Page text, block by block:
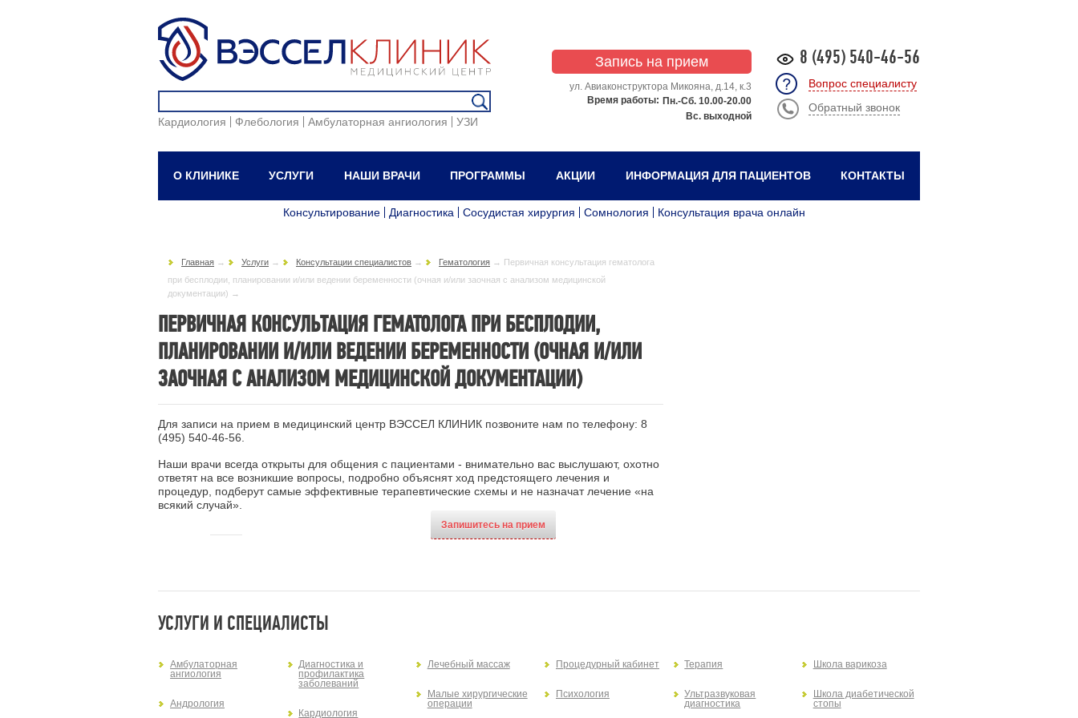
Кардиология Флебология Амбулаторная ангиология УЗИ
8 (495) 540-46-56
Вопрос специалисту
Обратный звонок
Запись на прием
ул. Авиаконструктора Микояна, д.14, к.3
Пн.-Сб. 10.00-20.00
Вс. выходной
Время работы:
О КЛИНИКЕ УСЛУГИ НАШИ ВРАЧИ ПРОГРАММЫ АКЦИИ ИНФОРМАЦИЯ ДЛЯ ПАЦИЕНТОВ КОНТАКТЫ
Консультирование Диагностика Сосудистая хирургия Сомнология Консультация врача онлайн
Главная → Услуги → Консультации специалистов → Гематология → Первичная консультация гематолога
при бесплодии, планировании и/или ведении беременности (очная и/или заочная с анализом медицинской
документации) →
ПЕРВИЧНАЯ КОНСУЛЬТАЦИЯ ГЕМАТОЛОГА ПРИ БЕСПЛОДИИ,
ПЛАНИРОВАНИИ И/ИЛИ ВЕДЕНИИ БЕРЕМЕННОСТИ (ОЧНАЯ И/ИЛИ
ЗАОЧНАЯ С АНАЛИЗОМ МЕДИЦИНСКОЙ ДОКУМЕНТАЦИИ)
Для записи на прием в медицинский центр ВЭССЕЛ КЛИНИК позвоните нам по телефону: 8
(495) 540-46-56
Наши врачи всегда открыты для общения с пациентами - внимательно вас выслушают, охотно
ответят на все возникшие вопросы, подробно объяснят ход предстоящего лечения и
процедур, подберут самые эффективные терапевтические схемы и не назначат лечение «на
всякий случай».
Запишитесь на прием
УСЛУГИ И СПЕЦИАЛИСТЫ
Амбулаторная
ангиология
Андрология
Диагностика и
профилактика
заболеваний
Кардиология
Лечебный массаж
Малые хирургические
операции
Процедурный кабинет
Психология
Терапия
Ультразвуковая
диагностика
Школа варикоза
Школа диабетической
стопы